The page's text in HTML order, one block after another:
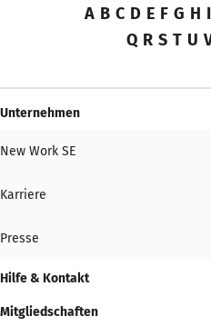
A B C D E F G H I
Q R S T U
Unternehmen
New Work SE
Karriere
Presse
Hilfe & Kontakt
Mitgliedschaften